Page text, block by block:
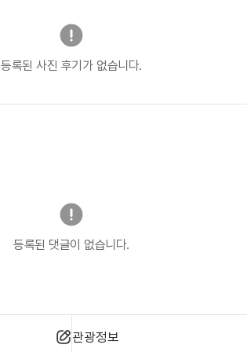
등록된 사진 후기가 없습니다.
등록된 댓글이 없습니다.
관광정보